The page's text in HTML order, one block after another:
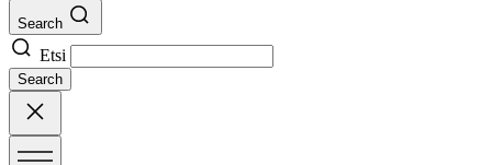
Search
Etsi
Search